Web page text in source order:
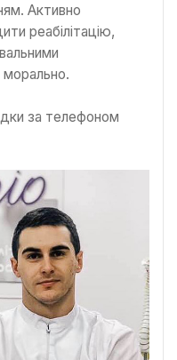
Активно
реабілітацію,
за телефоном